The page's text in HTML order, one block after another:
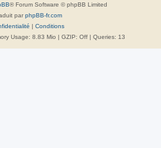
® Forum Software © phpBB Limited
par phpBB-fr.com
| Conditions
Usage: 8.83 Mio | GZIP: Off | Queries: 13